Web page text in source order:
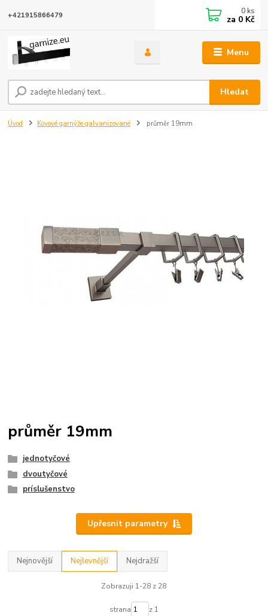
Menu
Hledat
+421915866479 0 ks
za 0 Kč
Úvod Kovové garnýže galvanizované průměr 19mm
průměr 19mm
jednotyčové
dvoutyčové
príslušenstvo
Upřesnit parametry
Nejnovější Nejlevnější Nejdražší
Zobrazuji 1-28 z 28
strana z 1